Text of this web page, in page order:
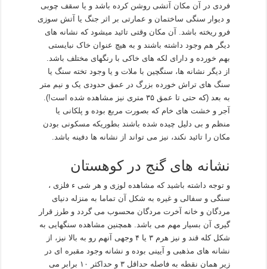
فردی در آن مکان آتشی روشن کرده باشد و یا سقف چوبی
و دیوار سنگی ساختمان و عمارتی بر اثر جنگ یا آتش سوزی
فرو ریخته باشد. آن مکان وقتی تائید میشود که نشانه های
دیگر هم وجود داشته باشند و به هیچ عنوان خاک نبایستی
بهم خورده و دارای لکه های خاکی با رنگهای مختلف باشد.
از دیگر نشانه ها، سنگچین با ملات و یا وجود تخته سنگ یا
سنگ های تراش خورده بزرگ در عمق حدودی یک و نیم متر
به بعد (که حتی تا عمق ۳۵ متری نیز مشاهده شده است!).
آجر و خشت های خام که بصورت مربع بوده و پلکانی یا
منظم و بی دلیل چیده شده باشند بطوریکه مسکونی بودن
مکان را تائید نکند، نیز می تواند از نشانه ها دفینه باشد.
نشانه های گنج در کوهستان
و توجه داشته باشید که مشاهده لوزی و هر شی ء فلزی ،
سنگی و سفالی و غیره به شکل آن تماما به منزله دنیای
مردگان و خانه آخرت مردگان محسوب می گردد و طرز قرار
گیری آن بسیار مهم می باشد. همچنین مشاهده سنگهایی به
شکل کله قند و نیز هرم ۳ یا ۴ وجهی آنهم رو به بالا نیز، از
نشانه های مذهبی و آیینی بوده و نشانه وجود مقبره ای در
زیر همان نقطه به فاصله حداقل ۳ و حداکثر ۱۰ برابر می